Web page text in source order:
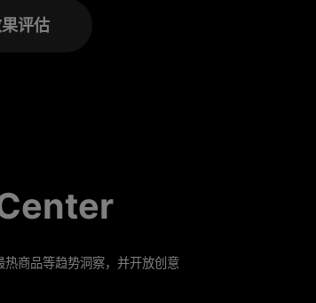
评估
商品等趋势洞察，并开放创意